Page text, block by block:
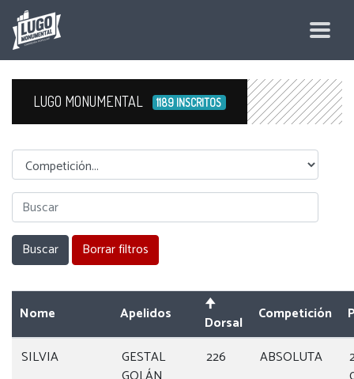
LUGO MONUMENTAL 1189 INSCRITOS
Competicion
Nome Apelidos Dorsal Competición
SILVIA
GESTAL
226 ABSOLUTA